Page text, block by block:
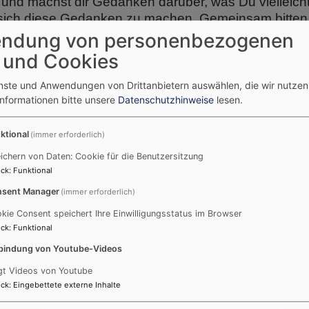
diese Gedanken zu machen. Gemeinsam
machst Du nur für Dich und bringst sie
allen Fehlern erfährst Du die Gemeinschaft
Deiner Konfirmandenzeit. Hier wird Dir
begleitet. Dein Konfirmationsspruch wird
und Dich in schweren Zeit trösten.
Gott. In diesem Gottesdienst bekommst du
werden im Gottesdienst mit dabei sein. Deine
weiter.
findet auch noch einDankgottesdienst
statt. In
für die Konfizeit, alte und neue
in der Gemeinschaft.
und Deine Welt.
von personenbezogenen
Cookies
und Anwendungen von Drittanbietern auswählen, die wir
bitte unsere Datenschutzhinweise lesen.
(immer erforderlich)
von Daten: Cookie für die Benutzersitzung
: Funktional
Manager (immer erforderlich)
Consent speichert Ihre Einwilligungsstatus im Browser
: Funktional
von Youtube-Videos
Videos von Youtube
: Eingebettete externe Inhalte